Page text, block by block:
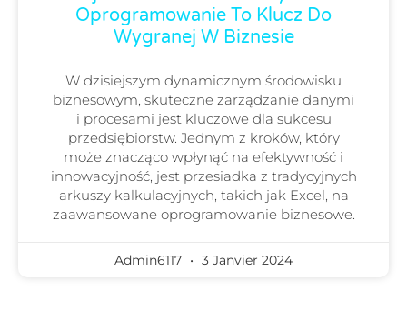
Oprogramowanie To Klucz Do
Wygranej W Biznesie
W dzisiejszym dynamicznym środowisku
biznesowym, skuteczne zarządzanie danymi
i procesami jest kluczowe dla sukcesu
przedsiębiorstw. Jednym z kroków, który
może znacząco wpłynąć na efektywność i
innowacyjność, jest przesiadka z tradycyjnych
arkuszy kalkulacyjnych, takich jak Excel, na
zaawansowane oprogramowanie biznesowe.
Admin6117 3 Janvier 2024